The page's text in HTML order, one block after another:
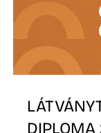
DIPLOMA